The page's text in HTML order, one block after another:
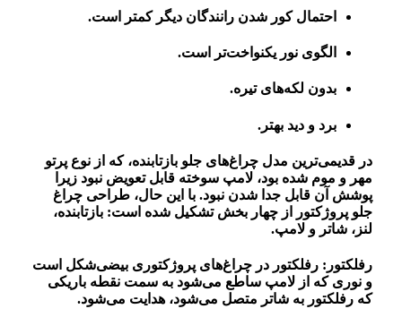
احتمال کور شدن رانندگان دیگر کمتر است.
الگوی نور یکنواخت‌تر است.
بدون لکه‌های تیره.
برد و دید بهتر .
در قدیمی‌ترین مدل چراغ‌های جلو بازتابنده، که از نوع پرتو
مهر و موم شده بود، لامپ سوخته قابل تعویض نبود زیرا
پوشش آن قابل جدا شدن نبود. با این حال، طراحی چراغ
جلو پروژکتور از چهار بخش تشکیل شده است: بازتابنده،
لنز، شاتر و لامپ.
رفلکتور: رفلکتور در چراغ‌های پروژکتوری بیضی‌شکل است
و نوری که از لامپ ساطع می‌شود به سمت نقطه باریکی
که رفلکتور به شاتر متصل می‌شود، هدایت می‌شود.